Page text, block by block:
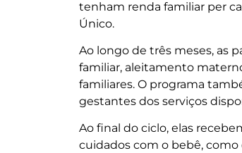
tenham renda familiar per
Único.
Ao longo de três meses, as
familiar, aleitamento
familiares. O programa
gestantes dos serviços
Ao final do ciclo, elas
cuidados com o bebê, como